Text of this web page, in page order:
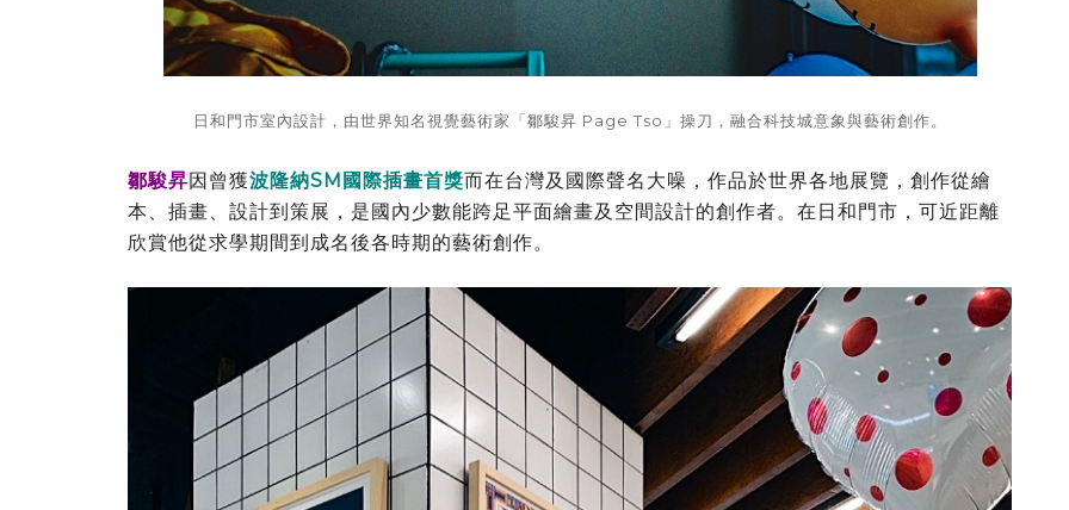
日和門市室內設計，由世界知名視覺藝術家「鄒駿昇 Page Tso」操刀，融合科技城意象與藝術創作。
鄒駿昇因曾獲波隆納SM國際插畫首獎而在台灣及國際聲名大噪，作品於世界各地展覽，創作從繪
本、插畫、設計到策展，是國內少數能跨足平面繪畫及空間設計的創作者。在日和門市，可近距離
欣賞他從求學期間到成名後各時期的藝術創作。